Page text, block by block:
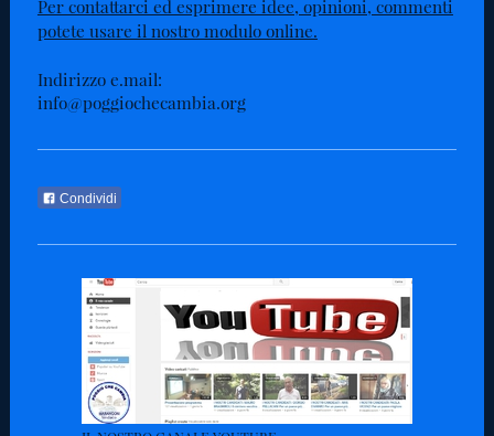
Per contattarci ed esprimere idee, opinioni, commenti
potete usare il nostro modulo online.
Indirizzo e.mail:
info@poggiochecambia.org
Condividi